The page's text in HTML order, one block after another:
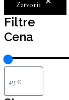
Zatvoriť
Filtre
Cena